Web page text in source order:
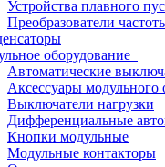
Устройства плавного
Преобразователи
оборудование
Автоматические
Аксессуары модульного
Выключатели нагрузки
Дифференциальные
Кнопки модульные
Модульные контакторы